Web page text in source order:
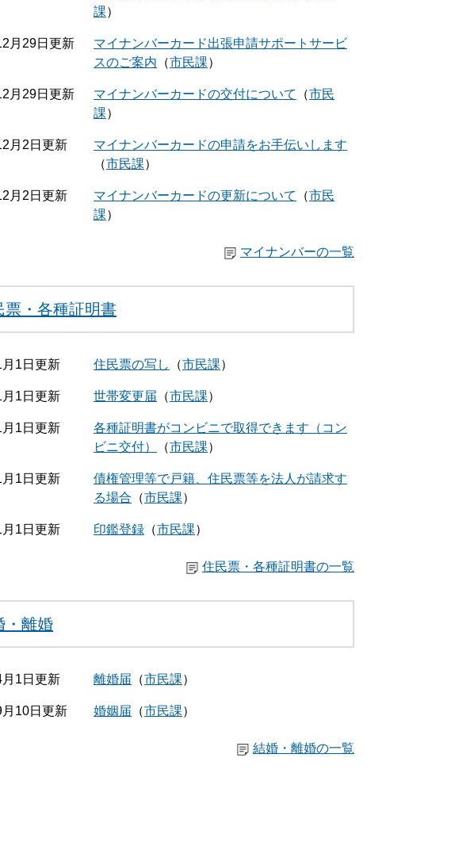
課
月29日更新
マイナンバーカード出張申請サポートサービ
スのご案内
市民課
月29日更新 マイナンバーカードの交付について
市民
課
月2日更新
マイナンバーカードの申請をお手伝いします
市民課
月2日更新 マイナンバーカードの更新について
市民
課
マイナンバーの一覧
票・各種証明書
1日更新 住民票の写し 市民課
1日更新 世帯変更届 市民課
1日更新
各種証明書がコンビニで取得できます（コン
ビニ交付）
市民課
1日更新
債権管理等で戸籍、住民票等を法人が請求す
る場合
市民課
1日更新 印鑑登録 市民課
住民票・各種証明書の一覧
・離婚
1日更新 離婚届 市民課
10日更新 婚姻届 市民課
結婚・離婚の一覧